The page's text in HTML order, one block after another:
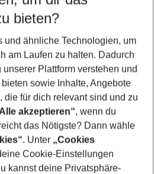
5-8 Nächte
Kinder
anzeigen
bieten?
und ähnliche Technologien, um
am Laufen zu halten. Dadurch
Plattform verstehen und
sowie Inhalte, Angebote
die für dich relevant sind und zu
akzeptieren“, wenn du
das Nötigste? Dann wähle
. Unter „Cookies
Cookie-Einstellungen
kannst deine Privatsphäre-